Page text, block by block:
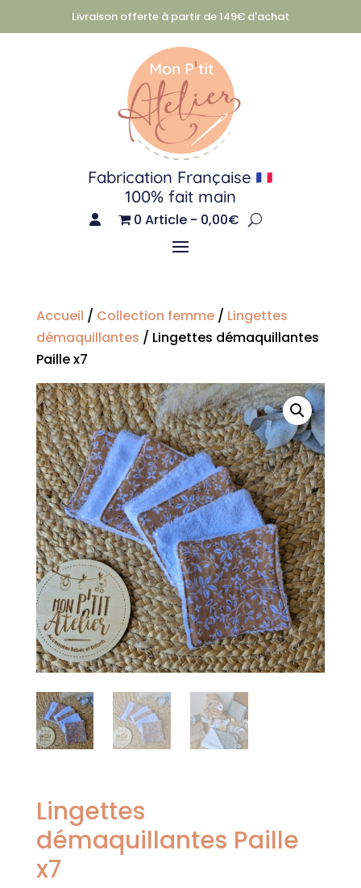
Livraison offerte à partir de 149€ d'achat
Fabrication Française
100% fait main
0 Article 0,00€
Accueil / Collection femme/ Lingettes
démaquillantes / Lingettes démaquillantes
Paille x7
Lingettes
démaquillantes Paille
x7